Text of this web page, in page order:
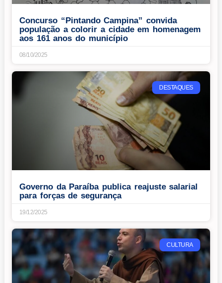
Concurso “Pintando Campina” convida
população a colorir a cidade em homenagem
aos 161 anos do município
08/10/2025
DESTAQUES
Governo da Paraíba publica reajuste salarial
para forças de segurança
19/12/2025
CULTURA